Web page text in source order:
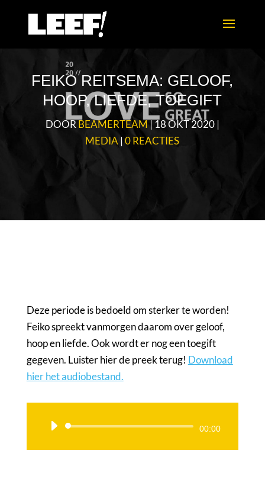
FEIKO REITSEMA: GELOOF,
HOOP, LIEFDE, TOEGIFT
DOOR BEAMERTEAM | 18 OKT 2020|
MEDIA |0 REACTIES
Deze periode is bedoeld om sterker te worden!
Feiko spreekt vanmorgen daarom over geloof,
hoop en liefde. Ook wordt er nog een toegift
gegeven. Luister hier de preek terug! Download
hier het audiobestand.
Audiospeler 00:00